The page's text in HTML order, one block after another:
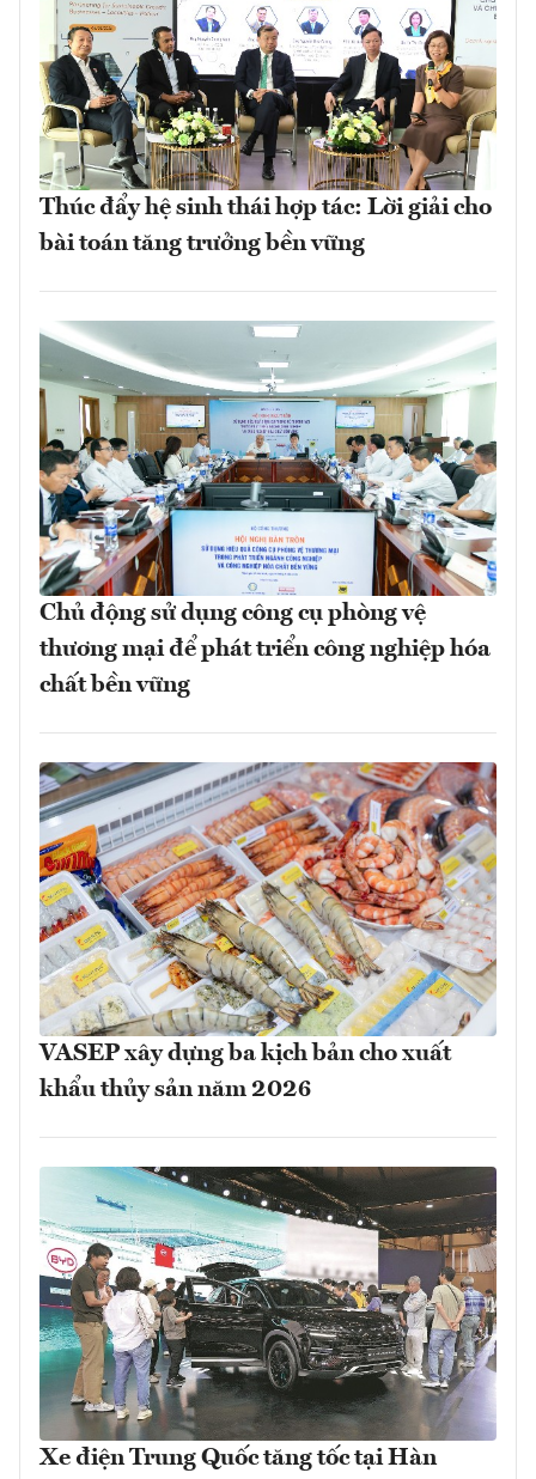
Thúc đẩy hệ sinh thái hợp tác: Lời giải cho
bài toán tăng trưởng bền vững
Chủ động sử dụng công cụ phòng vệ
thương mại để phát triển công nghiệp hóa
chất bền vững
VASEP xây dựng ba kịch bản cho xuất
khẩu thủy sản năm 2026
Xe điện Trung Quốc tăng tốc tại Hàn